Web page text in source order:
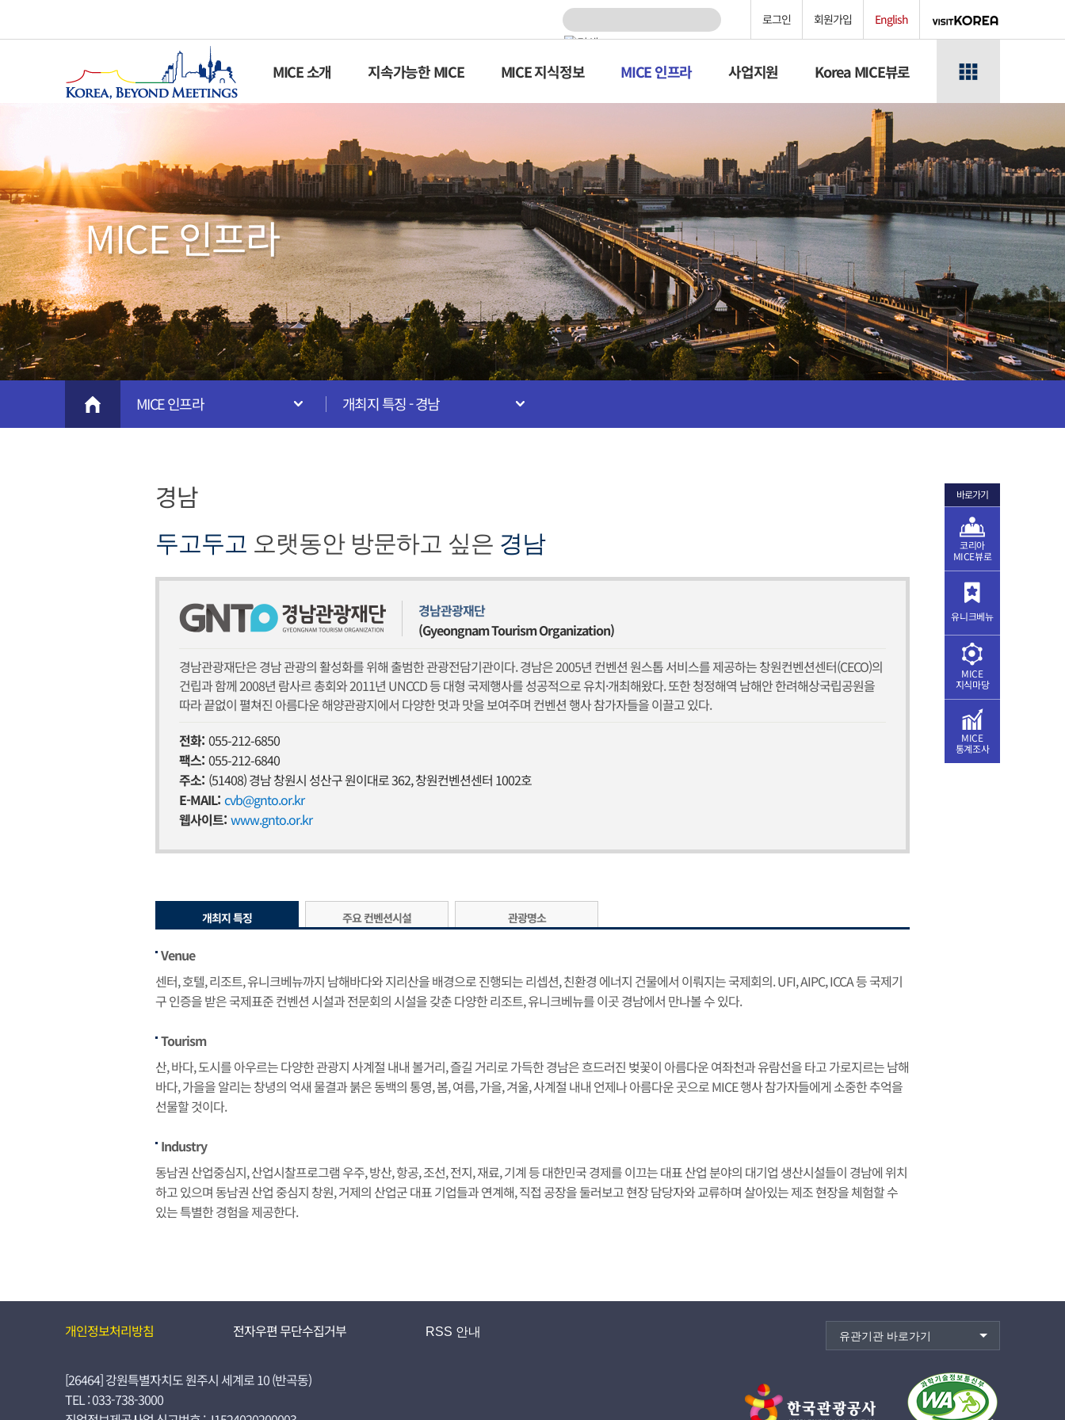
로그인 회원가입 English
MICE 소개 지속가능한 MICE MICE 지식정보 MICE 인프라 사업지원 Korea MICE뷰로
MICE 인프라
MICE 인프라 개최지 특징 - 경남
경남
두고두고 오랫동안 방문하고 싶은 경남
경남관광재단
(Gyeongnam Tourism Organization)
경남관광재단은 경남 관광의 활성화를 위해 출범한 관광전담기관이다. 경남은 2005년 컨벤션 원스톱 서비스를 제공하는 창원컨벤션센터(CECO)의
건립과 함께 2008년 람사르 총회와 2011년 UNCCD 등 대형 국제행사를 성공적으로 유치·개최해왔다. 또한 청정해역 남해안 한려해상국립공원을
따라 끝없이 펼쳐진 아름다운 해양관광지에서 다양한 멋과 맛을 보여주며 컨벤션 행사 참가자들을 이끌고 있다.
전화: 055-212-6850
팩스: 055-212-6840
주소: (51408) 경남 창원시 성산구 원이대로 362, 창원컨벤션센터 1002호
E-MAIL: cvb@gnto.or.kr
웹사이트: www.gnto.or.kr
개최지 특징 주요 컨벤션시설 관광명소
Venue
센터, 호텔, 리조트, 유니크베뉴까지 남해바다와 지리산을 배경으로 진행되는 리셉션, 친환경 에너지 건물에서 이뤄지는 국제회의. UFI, AIPC, ICCA 등 국제기
구 인증을 받은 국제표준 컨벤션 시설과 전문회의 시설을 갖춘 다양한 리조트, 유니크베뉴를 이곳 경남에서 만나볼 수 있다.
Tourism
산, 바다, 도시를 아우르는 다양한 관광지 사계절 내내 볼거리, 즐길 거리로 가득한 경남은 흐드러진 벚꽃이 아름다운 여좌천과 유람선을 타고 가로지르는 남해
바다, 가을을 알리는 창녕의 억새 물결과 붉은 동백의 통영, 봄, 여름, 가을, 겨울, 사계절 내내 언제나 아름다운 곳으로 MICE 행사 참가자들에게 소중한 추억을
선물할 것이다.
Industry
동남권 산업중심지, 산업시찰프로그램 우주, 방산, 항공, 조선, 전지, 재료, 기계 등 대한민국 경제를 이끄는 대표 산업 분야의 대기업 생산시설들이 경남에 위치
하고 있으며 동남권 산업 중심지 창원, 거제의 산업군 대표 기업들과 연계해, 직접 공장을 둘러보고 현장 담당자와 교류하며 살아있는 제조 현장을 체험할 수
있는 특별한 경험을 제공한다.
바로가기
코리아
MICE뷰로
유니크베뉴
MICE
지식마당
MICE
통계조사
개인정보처리방침 전자우편 무단수집거부 RSS 안내 유관기관 바로가기
[26464] 강원특별자치도 원주시 세계로 10 (반곡동)
TEL : 033-738-3000